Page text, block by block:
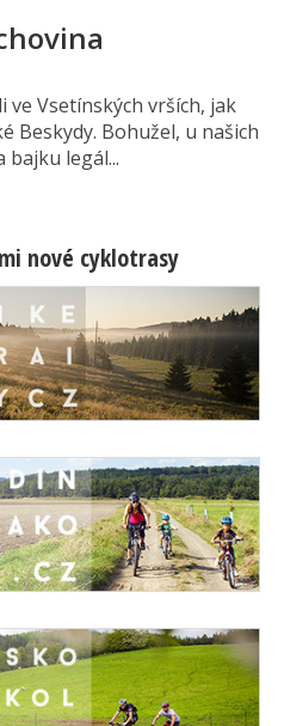
ve Vsetínských vrších, jak
Beskydy. Bohužel, u našich
bajku legál...
nové cyklotrasy